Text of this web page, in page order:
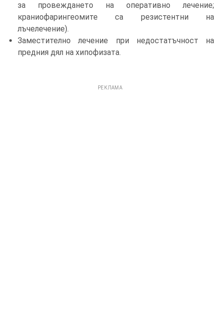
за провеждането на оперативно лечение;
краниофарингеомите са резистентни на
лъчелечение).
Заместително лечение при недостатъчност на
предния дял на хипофизата.
РЕКЛАМА